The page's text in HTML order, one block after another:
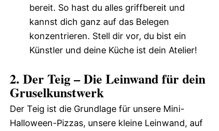
bereit. So hast du alles griffbereit und
kannst dich ganz auf das Belegen
konzentrieren. Stell dir vor, du bist ein
Künstler und deine Küche ist dein Atelier!
2. Der Teig – Die Leinwand für dein
Gruselkunstwerk
Der Teig ist die Grundlage für unsere Mini-
Halloween-Pizzas, unsere kleine Leinwand, auf